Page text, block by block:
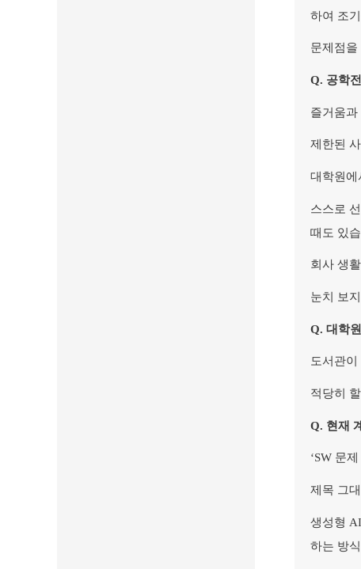
하여 조
문제점
Q. 공학
즐거움
제한된
대학원에
스스로
때도 있
회사 생
눈치 보
Q. 대학
도서관
적당히
Q. 현재
‘SW 문
제목 그
생성형
하는 방